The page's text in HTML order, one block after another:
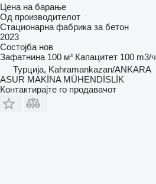
Цена на барање
Од производителот
Стационарна фабрика за бетон
2023
Состојба нов
Зафатнина 100 м³ Капацитет 100 m3/ч
Турција, Kahramankazan/ANKARA
ASUR MAKİNA MÜHENDİSLİK
Контактирајте го продавачот